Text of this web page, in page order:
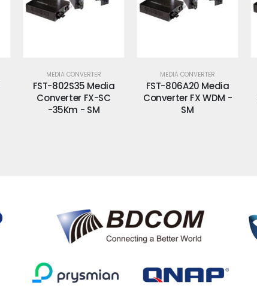
MEDIA CONVERTER
FST-806A20 Media
Converter FX WDM -
SM
MEDIA CONVERTER
FST-806B60 Media
Converter FX WDM -
SM